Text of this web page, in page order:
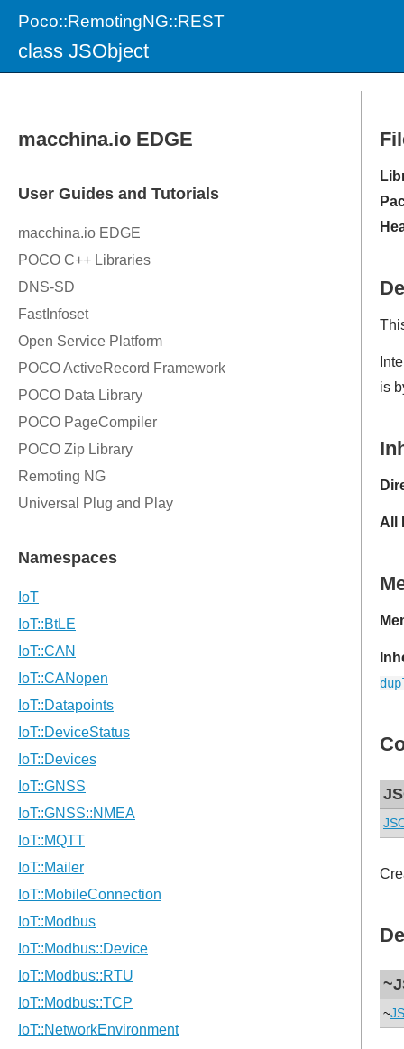
Poco::RemotingNG::REST
class JSObject
is
All
~